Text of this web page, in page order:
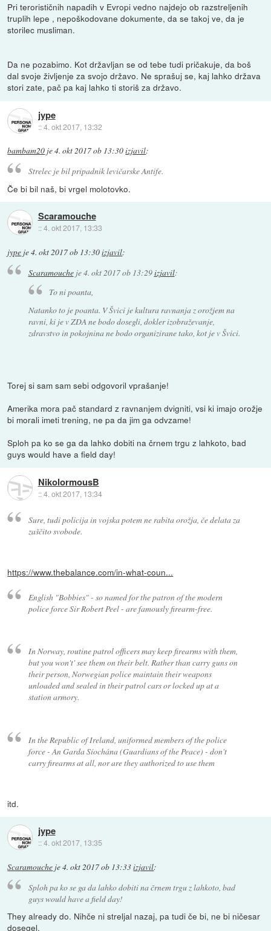
Pri terorističnih napadih v Evropi vedno najdejo ob razstreljenih
truplih lepe , nepoškodovane dokumente, da se takoj ve, da je
storilec musliman.
Da ne pozabimo. Kot državljan se od tebe tudi pričakuje, da boš
dal svoje življenje za svojo državo. Ne sprašuj se, kaj lahko država
stori zate, pač pa kaj lahko ti storiš za državo.
jype
::4. okt 2017, 13:32
bambam20 je4. okt 2017 ob 13:30izjavil:
Strelec je bil pripadnik levičarske Antife.
Če bi bil naš, bi vrgel molotovko.
Scaramouche
::4. okt 2017, 13:33
jype je4. okt 2017 ob 13:30izjavil:
Scaramoucheje4. okt 2017 ob 13:29izjavil:
To ni poanta,
Natanko to je poanta. V Švici je kultura ravnanja z orožjem na
ravni, ki je v ZDA ne bodo dosegli, dokler izobraževanje,
zdravstvo in pokojnina ne bodo organizirane tako, kot je v Švici.
Torej si sam sam sebi odgovoril vprašanje!
Amerika mora pač standard z ravnanjem dvigniti, vsi ki imajo orožje
bi morali imeti trening, ne pa da jim ga odvzame!
Sploh pa ko se ga da lahko dobiti na črnem trgu z lahkoto, bad
guys would have a field day!
NikolormousB
::4. okt 2017, 13:34
Sure, tudi policija in vojska potem ne rabita orožja, če delata za
zaščito svobode.
https://www.thebalance.com/in-what-coun...
English "Bobbies" - so named for the patron of the modern
police force Sir Robert Peel - are famously firearm-free.
In Norway, routine patrol officers may keep firearms with them,
but you won't' see them on their belt. Rather than carry guns on
their person, Norwegian police maintain their weapons
unloaded and sealed in their patrol cars or locked up at a
station armory.
In the Republic of Ireland, uniformed members of the police
force - An Garda Síochána (Guardians of the Peace) - don't
carry firearms at all, nor are they authorized to use them
itd.
jype
::4. okt 2017, 13:35
Scaramouche je4. okt 2017 ob 13:33izjavil:
Sploh pa ko se ga da lahko dobiti na črnem trgu z lahkoto, bad
guys would have a field day!
They already do. Nihče ni streljal nazaj, pa tudi če bi, ne bi ničesar
dosegel.